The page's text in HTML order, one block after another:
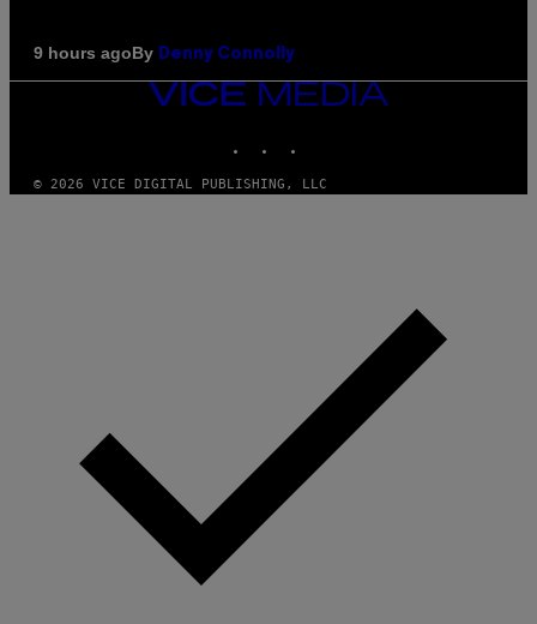
9 hours agoBy Denny Connolly
VICE
MEDIA
© 2026 VICE DIGITAL PUBLISHING, LLC